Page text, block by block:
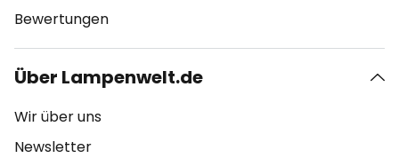
Bewertungen
Über Lampenwelt.de
Wir über uns
Newsletter